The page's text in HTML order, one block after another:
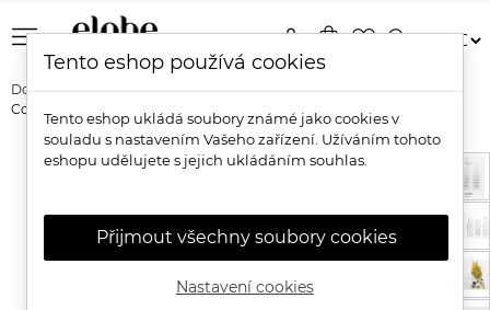
menu shopping_bagfavorite_bordersearch
person
Domů Značky Innersense
Innersense Travel Trio - Pure
Collection Cestovní sada pro jemné vlasy
Tento eshop používá cookies
Tento eshop ukládá soubory známé jako cookies v
souladu s nastavením Vašeho zařízení. Užíváním tohoto
eshopu udělujete s jejich ukládáním souhlas.
Přijmout všechny soubory cookies
Nastavení cookies